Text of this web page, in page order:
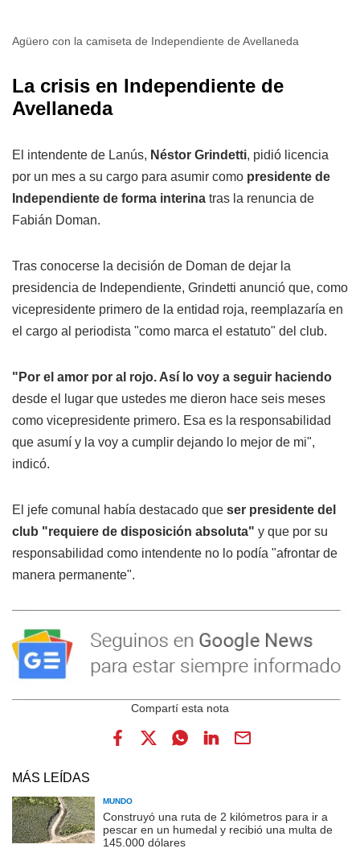
Agüero con la camiseta de Independiente de Avellaneda
La crisis en Independiente de
Avellaneda
El intendente de Lanús, Néstor Grindetti, pidió licencia
por un mes a su cargo para asumir como presidente de
Independiente de forma interina tras la renuncia de
Fabián Doman.
Tras conocerse la decisión de Doman de dejar la
presidencia de Independiente, Grindetti anunció que, como
vicepresidente primero de la entidad roja, reemplazaría en
el cargo al periodista "como marca el estatuto" del club.
"Por el amor por al rojo. Así lo voy a seguir haciendo
desde el lugar que ustedes me dieron hace seis meses
como vicepresidente primero. Esa es la responsabilidad
que asumí y la voy a cumplir dejando lo mejor de mi",
indicó.
El jefe comunal había destacado que ser presidente del
club "requiere de disposición absoluta" y que por su
responsabilidad como intendente no lo podía "afrontar de
manera permanente".
MÁS LEÍDAS
MUNDO
Construyó una ruta de 2 kilómetros para ir a
pescar en un humedal y recibió una multa de
145.000 dólares